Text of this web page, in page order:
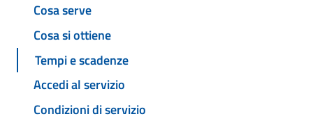
Cosa serve
Cosa si ottiene
Tempi e scadenze
Accedi al servizio
Condizioni di servizio